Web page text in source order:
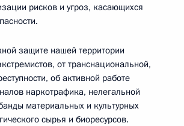
рисков и угроз, касающихся
защите нашей территории
от транснациональной,
об активной работе
наркотрафика, нелегальной
материальных и культурных
сырья и биоресурсов.